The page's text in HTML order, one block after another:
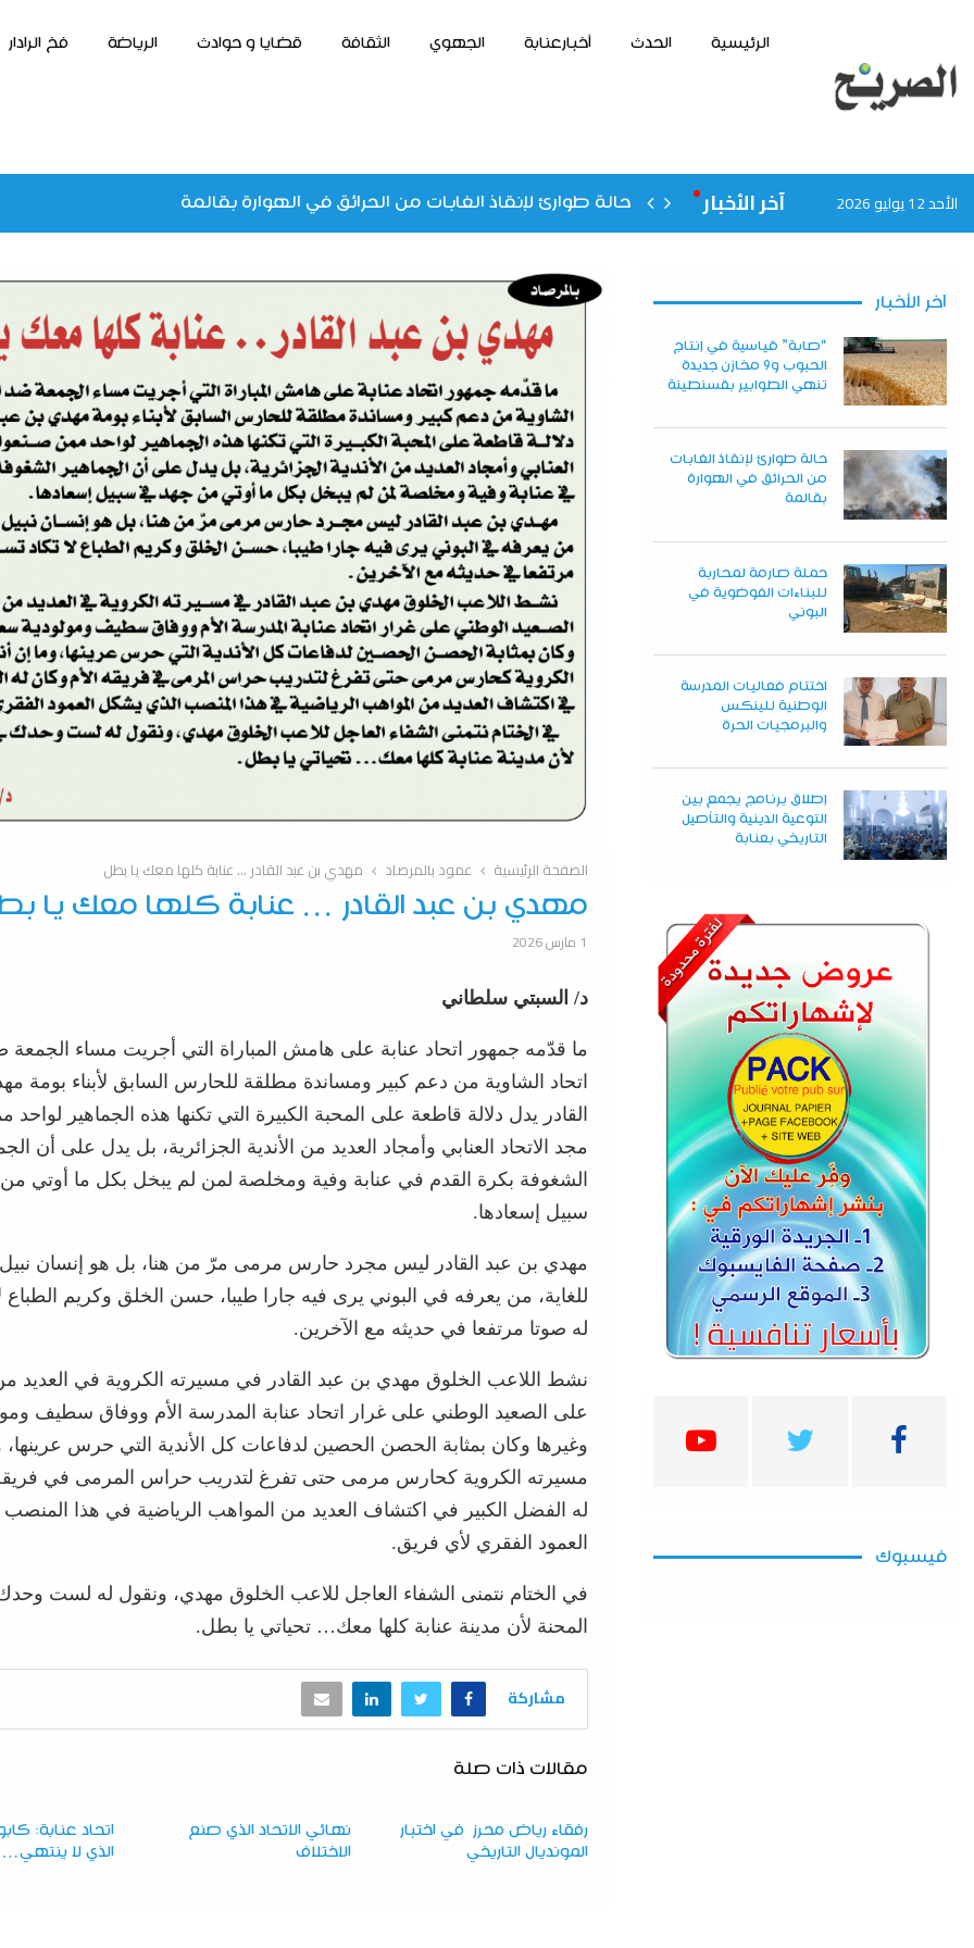
الرئيسية الحدث أخبارعنابة الجهوي الثقافة قضايا و حوادث الرياضة فخ الرادار
الأحد 12 يوليو 2026 آخر الأخبار حالة طوارئ لإنقاذ الغابات من الحرائق في الهوارة بقالمة
الصفحة الرئيسية عمود بالمرصاد مهدي بن عبد القادر … عنابة كلها معك يا بطل
مهدي بن عبد القادر … عنابة كلها معك يا
1 مارس 2026
د/ السبتي سلطاني
ما قدّمه جمهور اتحاد عنابة على هامش المباراة التي أجريت مساء
اتحاد الشاوية من دعم كبير ومساندة مطلقة للحارس السابق لأبناء بومة
القادر يدل دلالة قاطعة على المحبة الكبيرة التي تكنها هذه الجماهير لواحد
مجد الاتحاد العنابي وأمجاد العديد من الأندية الجزائرية، بل يدل على أن
الشغوفة بكرة القدم في عنابة وفية ومخلصة لمن لم يبخل بكل ما أوتي
سبيل إسعادها.
مهدي بن عبد القادر ليس مجرد حارس مرمى مرّ من هنا، بل هو إنسان
للغاية، من يعرفه في البوني يرى فيه جارا طيبا، حسن الخلق وكريم الطباع
له صوتا مرتفعا في حديثه مع الآخرين.
نشط اللاعب الخلوق مهدي بن عبد القادر في مسيرته الكروية في العديد من
على الصعيد الوطني على غرار اتحاد عنابة المدرسة الأم ووفاق سطيف
وغيرها وكان بمثابة الحصن الحصين لدفاعات كل الأندية التي حرس عرينها،
مسيرته الكروية كحارس مرمى حتى تفرغ لتدريب حراس المرمى في فريقه
له الفضل الكبير في اكتشاف العديد من المواهب الرياضية في هذا
العمود الفقري لأي فريق.
في الختام نتمنى الشفاء العاجل للاعب الخلوق مهدي، ونقول له لست
المحنة لأن مدينة عنابة كلها معك… تحياتي يا بطل.
مشاركة
مقالات ذات صلة
رفقاء رياض محرز في اختبار
المونديال التاريخي
نهائي الاتحاد الذي صنع
الاختلاف
اتحاد عنابة:
الذي لا ينتهي…
آخر الأخبار
“صابة” قياسية في إنتاج
الحبوب و9 مخازن جديدة
تنهي الطوابير بقسنطينة
حالة طوارئ لإنقاذ الغابات
من الحرائق في الهوارة
بقالمة
حملة صارمة لمحاربة
للبناءات الفوضوية في
البوني
اختتام فعاليات المدرسة
الوطنية للينكس
والبرمجيات الحرة
إطلاق برنامج يجمع بين
التوعية الدينية والتأصيل
التاريخي بعنابة
فيسبوك